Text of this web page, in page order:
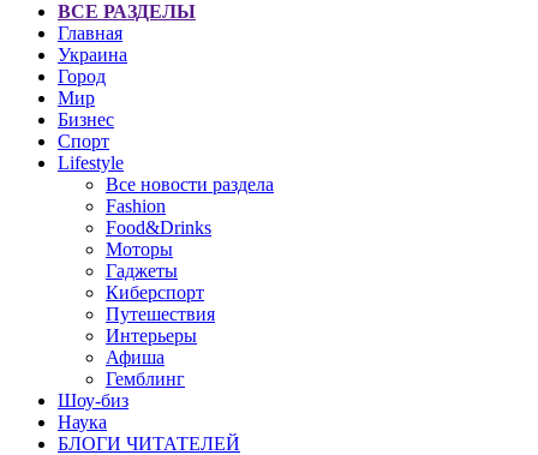
ВСЕ РАЗДЕЛЫ
Главная
Украина
Город
Мир
Бизнес
Спорт
Lifestyle
Все новости раздела
Fashion
Food&Drinks
Моторы
Гаджеты
Киберспорт
Путешествия
Интерьеры
Афиша
Гемблинг
Шоу-биз
Наука
БЛОГИ ЧИТАТЕЛЕЙ